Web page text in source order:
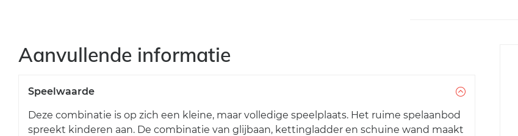
Aanvullende informatie
Speelwaarde
Deze combinatie is op zich een kleine, maar volledige speelplaats. Het ruime spelaanbod
spreekt kinderen aan. De combinatie van glijbaan, kettingladder en schuine wand maakt